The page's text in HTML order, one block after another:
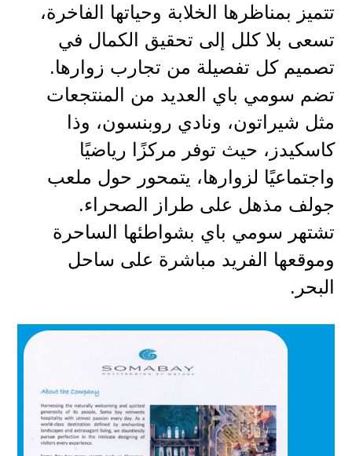
تتميز بمناظرها الخلابة وحياتها الفاخرة،
تسعى بلا كلل إلى تحقيق الكمال في
تصميم كل تفصيلة من تجارب زوارها.
تضم سومي باي العديد من المنتجعات
مثل شيراتون، ونادي روبنسون، وذا
كاسكيدز، حيث توفر مركزًا رياضيًا
واجتماعيًا لزوارها، يتمحور حول ملعب
جولف مذهل على طراز الصحراء.
تشتهر سومي باي بشواطئها الساحرة
وموقعها الفريد مباشرة على ساحل
البحر.